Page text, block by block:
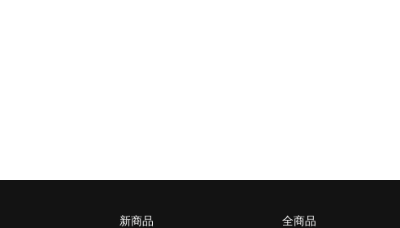
新商品 全商品